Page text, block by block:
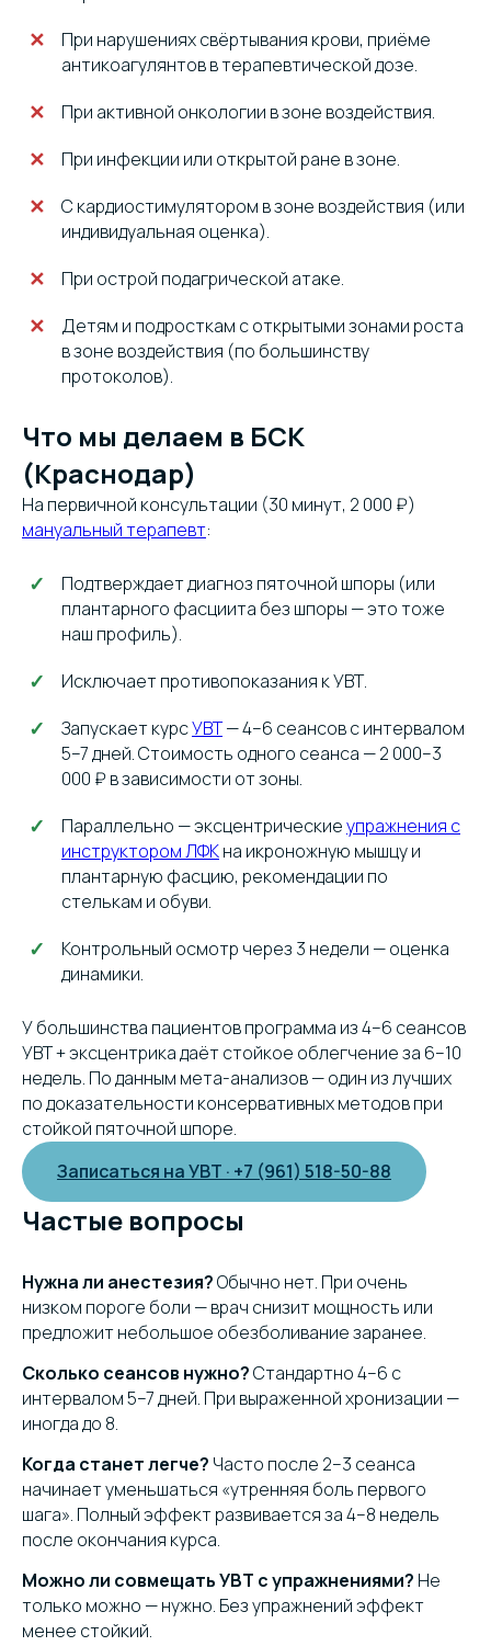
При нарушениях свёртывания крови, приёме
антикоагулянтов в терапевтической дозе.
При активной онкологии в зоне воздействия.
При инфекции или открытой ране в зоне.
С кардиостимулятором в зоне воздействия (или
индивидуальная оценка).
При острой подагрической атаке.
Детям и подросткам с открытыми зонами роста
в зоне воздействия (по большинству
протоколов).
Что мы делаем в БСК
(Краснодар)
На первичной консультации (30 минут, 2 000 ₽)
мануальный терапевт:
Подтверждает диагноз пяточной шпоры (или
плантарного фасциита без шпоры — это тоже
наш профиль).
Исключает противопоказания к УВТ.
Запускает курсУВТ— 4–6 сеансов с интервалом
5–7 дней. Стоимость одного сеанса — 2 000–3
000 ₽ в зависимости от зоны.
Параллельно — эксцентрическиеупражнения с
инструктором ЛФКна икроножную мышцу и
плантарную фасцию, рекомендации по
стелькам и обуви.
Контрольный осмотр через 3 недели — оценка
динамики.
У большинства пациентов программа из 4–6 сеансов
УВТ + эксцентрика даёт стойкое облегчение за 6–10
недель. По данным мета-анализов — один из лучших
по доказательности консервативных методов при
стойкой пяточной шпоре.
Записаться на УВТ · +7 (961) 518-50-88
Частые вопросы
Нужна ли анестезия?Обычно нет. При очень
низком пороге боли — врач снизит мощность или
предложит небольшое обезболивание заранее.
Сколько сеансов нужно?Стандартно 4–6 с
интервалом 5–7 дней. При выраженной хронизации —
иногда до 8.
Когда станет легче? Часто после 2–3 сеанса
начинает уменьшаться «утренняя боль первого
шага». Полный эффект развивается за 4–8 недель
после окончания курса.
Можно ли совмещать УВТ с упражнениями? Не
только можно — нужно. Без упражнений эффект
менее стойкий.